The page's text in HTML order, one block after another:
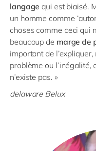
langage qui est biaisé.
un homme comme
choses comme ceci qui
beaucoup de marge de
important de
problème ou l’inégalité,
n’existe pas. »
delaware Belux